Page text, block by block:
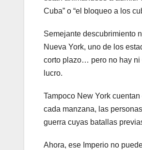
Cuba” o “el bloqueo a los
Semejante descubrimiento
Nueva York, uno de los
corto plazo… pero no hay ni
lucro.
Tampoco New York
cada manzana, las
guerra cuyas batallas
Ahora, ese Imperio no